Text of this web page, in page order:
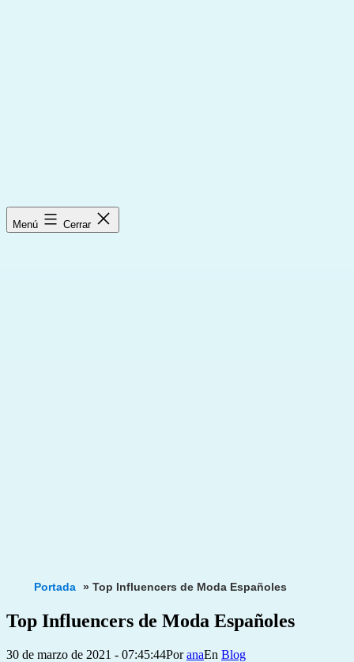
Menú Cerrar
Portada » Top Influencers de Moda Españoles
Top Influencers de Moda Españoles
Publicada
30 de marzo de 2021 - 07:45:44Porana
Categorizado
Blog